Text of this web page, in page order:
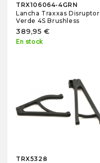
TRX106064-4GRN
Lancha Traxxas Disruptor
Verde 4S Brushless
389,95 €
En stock
TRX5328